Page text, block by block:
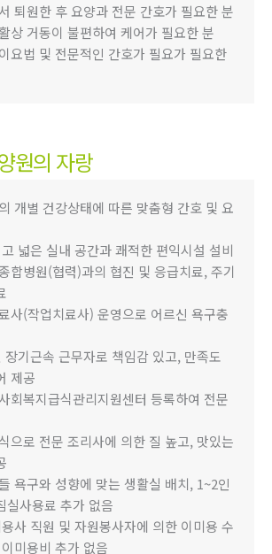
퇴원한 후 요양과 전문 간호가 필요한 분
상 거동이 불편하여 케어가 필요한 분
요법 및 전문적인 간호가 필요가 필요한
원의 자랑
개별 건강상태에 따른 맞춤형 간호 및 요
넓은 실내 공간과 쾌적한 편익시설 설비
합병원(협력)과의 협진 및 응급치료, 주기
사(작업치료사) 운영으로 어르신 욕구충
장기근속 근무자로 책임감 있고, 만족도
제공
회복지급식관리지원센터 등록하여 전문
으로 전문 조리사에 의한 질 높고, 맛있는
욕구와 성향에 맞는 생활실 배치, 1~2인
실사용료 추가 없음
사 직원 및 자원봉사자에 의한 이미용 수
미용비 추가 없음